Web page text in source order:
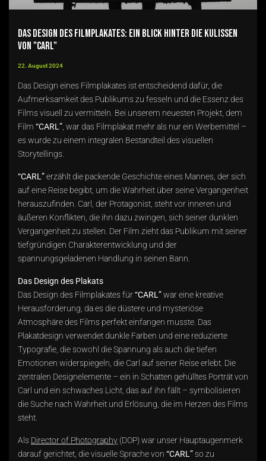
Das Design des Filmplakates: Ein Blick hinter die Kulissen
von "CARL"
22. August 2024
Das Design eines Filmplakates ist entscheidend dafür, die
Aufmerksamkeit des Publikums zu fesseln und die Essenz des
Films visuell zu vermitteln. Bei unserem neuesten Projekt, dem
Film “CARL” , war das Filmplakat mehr als nur ein Werbemittel –
es wurde zu einem integralen Bestandteil des visuellen
Storytellings.
“CARL”erzählt die packende Geschichte eines Mannes, der sich
auf eine Reise begibt, um die Wahrheit über seine Vergangenheit
herauszufinden. Carl, der Protagonist, steht vor inneren und
äußeren Konflikten, die ihn dazu zwingen, sich seiner dunklen
Vergangenheit zu stellen. Der Film zieht das Publikum mit seiner
tiefgründigen Charakterentwicklung und der
spannungsgeladenen Handlung in seinen Bann.
Das Design des Plakats
Das Design des Filmplakates für“CARL”war eine kreative
Herausforderung, da es die düstere und mysteriöse
Atmosphäre des Films perfekt einfangen musste. Das
Plakatdesign verwendet dunkle Farben und eine reduzierte
Typografie, die sowohl die Spannung als auch die tiefen
Emotionen widerspiegeln, die Carl auf seiner Reise erlebt. Die
zentralen Designelemente – ein in Schatten gehülltes Porträt von
Carl und ein schwaches Licht, das auf ihn fällt – symbolisieren
die Suche nach Wahrheit und Erlösung, die im Herzen des Films
steht.
Als Director of Photography (DOP) war unser Hauptaugenmerk
darauf gerichtet, die visuelle Sprache von “CARL”so zu